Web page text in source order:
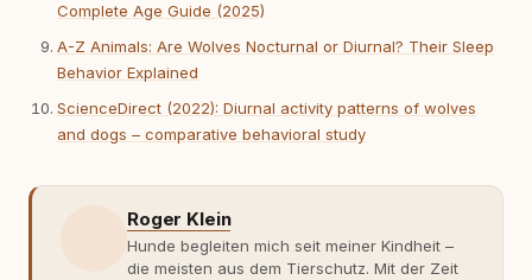
Complete Age Guide (2025)
A-Z Animals: Are Wolves Nocturnal or Diurnal? Their Sleep
Behavior Explained
ScienceDirect (2022): Diurnal activity patterns of wolves
and dogs – comparative behavioral study
Roger Klein
Hunde begleiten mich seit meiner Kindheit –
die meisten aus dem Tierschutz. Mit der Zeit